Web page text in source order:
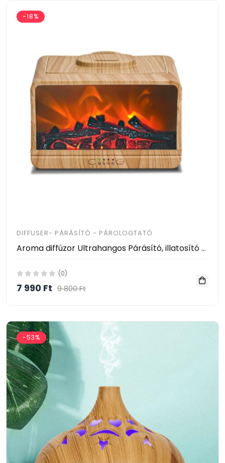
-18%
DIFFUSER- PÁRÁSÍTÓ - PÁROLOGTATÓ
Aroma diffúzor Ultrahangos Párásító, illatosító 300ml, valósághű láng kandalló K373-15T
(0)
7 990 Ft 9 800 Ft
-53%